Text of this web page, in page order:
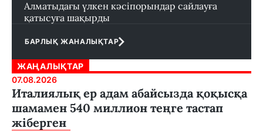
Алматыдағы үлкен кәсіпорындар сайлауға
қатысуға шақырды
БАРЛЫҚ ЖАНАЛЫҚТАР
ЖАҢАЛЫҚТАР
07.08.2026
Италиялық ер адам абайсызда қоқысқа
шамамен 540 миллион теңге тастап
жіберген